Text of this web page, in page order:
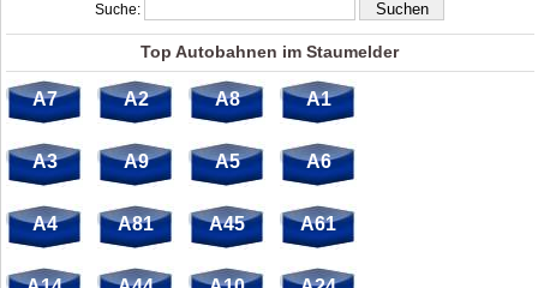
Suche:
Top Autobahnen im Staumelder
A7 A2 A8 A1
A3 A9 A5 A6
A4 A81 A45 A61